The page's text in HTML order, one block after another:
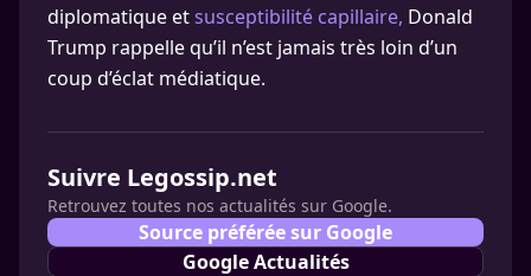
diplomatique etsusceptibilité capillaire, Donald
Trump rappelle qu’il n’est jamais très loin d’un
coup d’éclat médiatique.
Suivre Legossip.net
Retrouvez toutes nos actualités sur Google.
Source préférée sur Google
Google Actualités